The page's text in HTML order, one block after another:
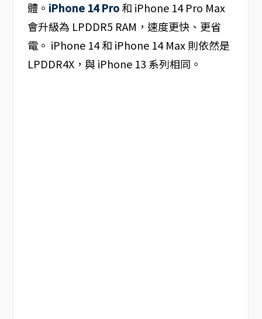
體。 iPhone 14 Pro和 iPhone 14 Pro Max
會升級為 LPDDR5 RAM，速度更快、更省
電。 iPhone 14 和 iPhone 14 Max 則依然是
LPDDR4X，與 iPhone 13 系列相同。